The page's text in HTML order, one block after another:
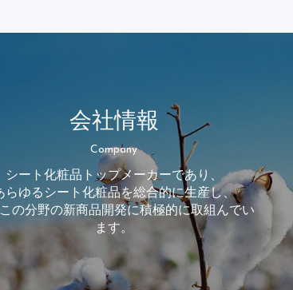
会社情報
Company
シート化粧品トップメーカーであり、
らゆるシート化粧品を総合的に生産し、
の分野の新商品開発に積極的に取組んでい
ます。